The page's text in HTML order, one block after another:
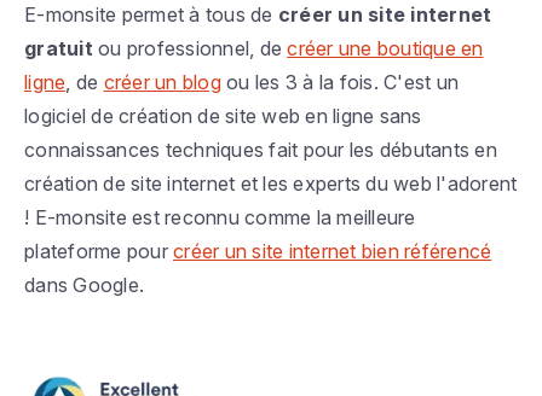
E-monsite permet à tous de créer un site internet
gratuit ou professionnel, decréer une boutique en
ligne , de créer un blogou les 3 à la fois. C'est un
logiciel de création de site web en ligne sans
connaissances techniques fait pour les débutants en
création de site internet et les experts du web l'adorent
! E-monsite est reconnu comme la meilleure
plateforme pour créer un site internet bien référencé
dans Google.